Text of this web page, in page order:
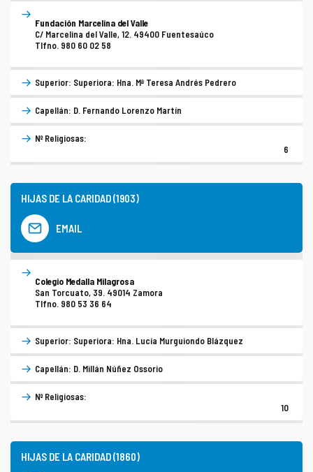
Fundación Marcelina del Valle
C/ Marcelina del Valle, 12. 49400 Fuentesaúco
Tlfno. 980 60 02 58
Superior: Superiora: Hna. Mª Teresa Andrés Pedrero
Capellán: D. Fernando Lorenzo Martín
Nº Religiosas:
6
HIJAS DE LA CARIDAD (1903)
EMAIL
Colegio Medalla Milagrosa
San Torcuato, 39. 49014 Zamora
Tlfno. 980 53 36 64
Superior: Superiora: Hna. Lucía Murguiondo Blázquez
Capellán: D. Millán Núñez Ossorio
Nº Religiosas:
10
HIJAS DE LA CARIDAD (1860)